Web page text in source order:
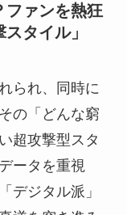
ファンを熱狂
タイル」
られ、同時に
の「どんな窮
超攻撃型スタ
ータを重視
デジタル派」